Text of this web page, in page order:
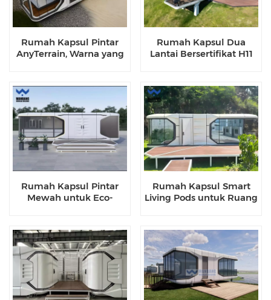
Rumah Kapsul Pintar
AnyTerrain, Warna yang
Pegunungan dan
Ladang Salju
Rumah Kapsul Dua
Lantai Bersertifikat H11
Berkepadatan Tinggi
dan Hunian Lansia
Rumah Kapsul Pintar
Mewah untuk Eco-
28-38m²
Rumah Kapsul Smart
Living Pods untuk Ruang